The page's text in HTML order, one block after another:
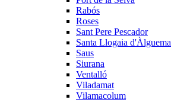
Rabós
Roses
Sant Pere Pescador
Santa Llogaia d'Àlguema
Saus
Siurana
Ventalló
Viladamat
Vilamacolum